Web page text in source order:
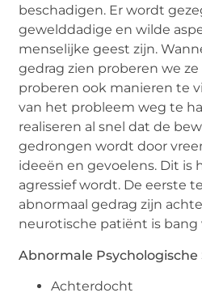
beschadigen. Er wordt
gewelddadige en wilde
menselijke geest zijn.
gedrag zien proberen we
proberen ook manieren te
van het probleem weg te
realiseren al snel dat de
gedrongen wordt door
ideeën en gevoelens. Dit is
agressief wordt. De eerste
abnormaal gedrag zijn
neurotische patiënt is bang
Abnormale
Achterdocht